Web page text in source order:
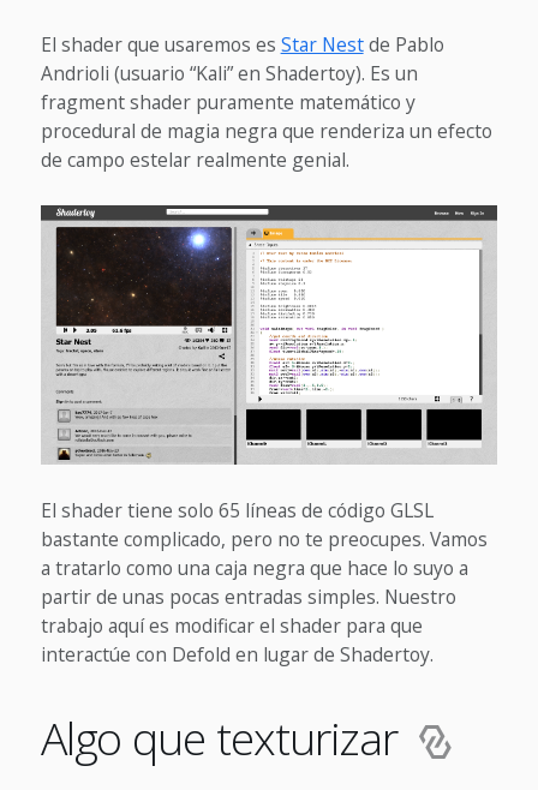
El shader que usaremos es Star Nestde Pablo
Andrioli (usuario “Kali” en Shadertoy). Es un
fragment shader puramente matemático y
procedural de magia negra que renderiza un efecto
de campo estelar realmente genial.
El shader tiene solo 65 líneas de código GLSL
bastante complicado, pero no te preocupes. Vamos
a tratarlo como una caja negra que hace lo suyo a
partir de unas pocas entradas simples. Nuestro
trabajo aquí es modificar el shader para que
interactúe con Defold en lugar de Shadertoy.
Algo que texturizar